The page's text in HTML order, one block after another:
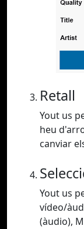
Retall
Yout us
heu
canviar
Yout us
vídeo/
(àudio),